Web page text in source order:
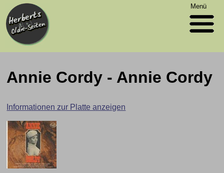
Menü
Annie Cordy - Annie Cordy
Informationen zur Platte anzeigen